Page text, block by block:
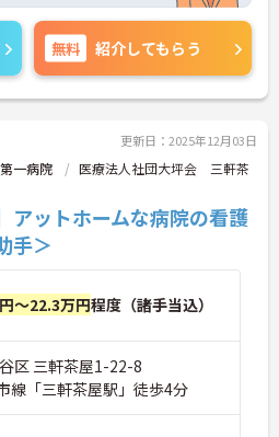
い方もチャレンジいた
、面接対策ポイント
たしますのでお気軽に
無料 紹介してもらう
更新日：2025年12月03日
一病院
医療法人社団大坪会 三軒茶
アットホームな病院の看護
手＞
～22.3万円程度（諸手当込）
区 三軒茶屋1-22-8
線「三軒茶屋駅」徒歩4分